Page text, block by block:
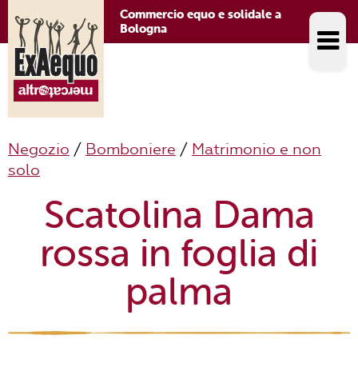
Commercio equo e solidale a
Bologna
Negozio / Bomboniere / Matrimonio e non
solo
Scatolina Dama
rossa in foglia di
palma